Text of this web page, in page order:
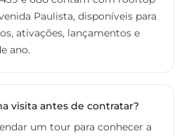
Paulista, disponíveis para
ativações, lançamentos e
ano.
visita antes de contratar?
um tour para conhecer a